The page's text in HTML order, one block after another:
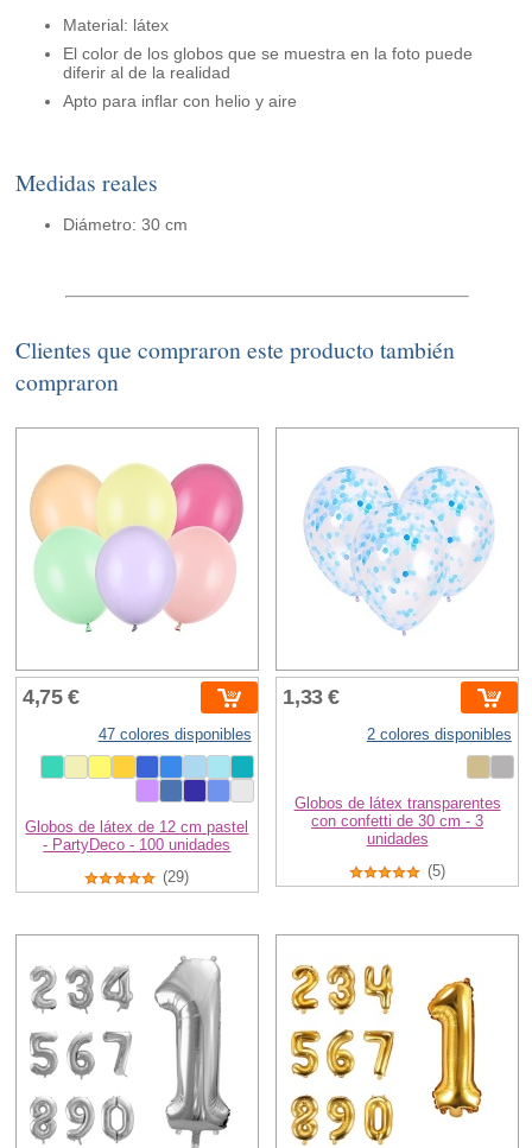
Material: látex
El color de los globos que se muestra en la foto puede
diferir al de la realidad
Apto para inflar con helio y aire
Medidas reales
Diámetro: 30 cm
Clientes que compraron este producto también
compraron
4,75 €
47 colores disponibles
Globos de látex de 12 cm pastel
- PartyDeco - 100 unidades
(29)
1,33 €
2 colores disponibles
Globos de látex transparentes
con confetti de 30 cm - 3
unidades
(5)